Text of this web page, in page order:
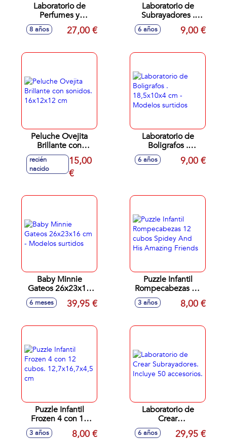
Laboratorio de
Perfumes y
cosméticos
contiene
cosméticos, como
están probados y
son seguros.
8 años 27,00 €
Laboratorio de
Subrayadores .
18.5x10x4 cm -
Modelos surtidos
6 años 9,00 €
Peluche Ovejita
Brillante con
sonidos. 16x12x12
recién
nacido
15,00
€
Laboratorio de
Boligrafos .
18,5x10x4 cm -
Modelos surtidos
6 años 9,00 €
Baby Minnie
Gateos 26x23x16
cm - Modelos
surtidos
6 meses 39,95 €
Puzzle Infantil
Rompecabezas 12
cubos Spidey And
His Amazing
3 años 8,00 €
Puzzle Infantil
Frozen 4 con 12
cubos.
3 años 8,00 €
Laboratorio de
Crear
Subrayadores.
6 años 29,95 €